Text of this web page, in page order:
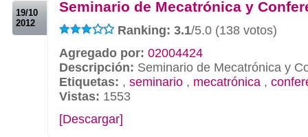
19/10
2012
Seminario de Mecatrónica y
Ranking: 3.1/5.0 (138 votos)
Agregado por: 02004424
Descripción: Seminario de Mecatrónica y
Etiquetas: , seminario , mecatrónica ,
Vistas: 1553
[Descargar]